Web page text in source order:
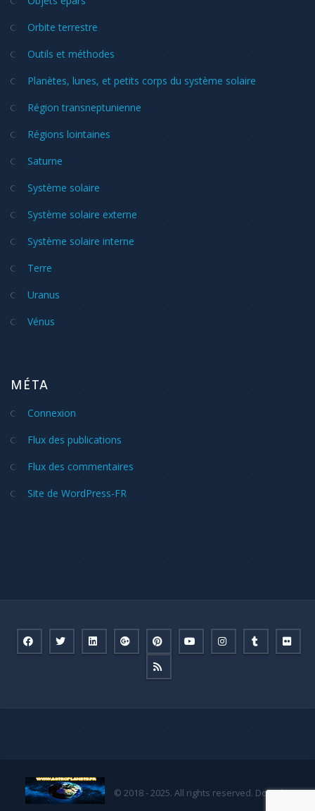
Orbite terrestre
Outils et méthodes
Planètes, lunes, et petits corps du système solaire
Région transneptunienne
Régions lointaines
Saturne
Système solaire
Système solaire externe
Système solaire interne
Terre
Uranus
Vénus
MÉTA
Connexion
Flux des publications
Flux des commentaires
Site de WordPress-FR
© 2018 - 2025. All rights reserved. Done by